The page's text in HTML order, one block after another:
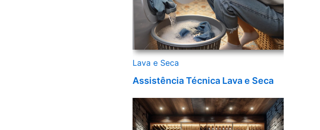
Lava e Seca
Assistência Técnica Lava e Seca